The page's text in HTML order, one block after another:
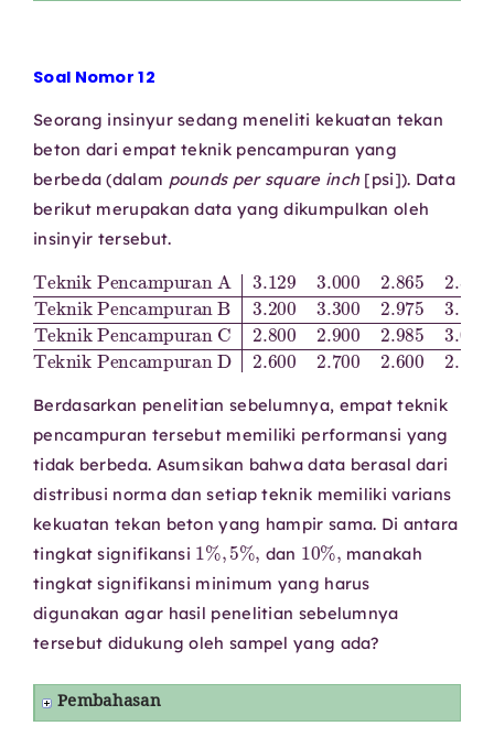
Soal Nomor 12
Seorang insinyur sedang meneliti kekuatan tekan
beton dari empat teknik pencampuran yang
berbeda (dalam pounds per square inch [psi]). Data
berikut merupakan data yang dikumpulkan oleh
insinyir tersebut.
Teknik Pencampuran A3.1293.0002.8652.890
Teknik Pencampuran B3.2003.3002.9753.150
Teknik Pencampuran C2.8002.9002.9853.050
Teknik Pencampuran D2.6002.7002.600 2.765
Berdasarkan penelitian sebelumnya, empat teknik
pencampuran tersebut memiliki performansi yang
tidak berbeda. Asumsikan bahwa data berasal dari
distribusi norma dan setiap teknik memiliki varians
kekuatan tekan beton yang hampir sama. Di antara
tingkat signifikansi
1%, 5%,
dan
10%
manakah
tingkat signifikansi minimum yang harus
digunakan agar hasil penelitian sebelumnya
tersebut didukung oleh sampel yang ada?
Pembahasan